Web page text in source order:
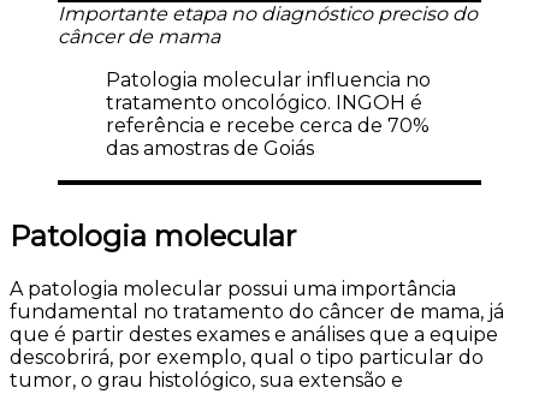
Importante etapa no diagnóstico preciso do
câncer de mama
Patologia molecular influencia no
tratamento oncológico. INGOH é
referência e recebe cerca de 70%
das amostras de Goiás
Patologia molecular
A patologia molecular possui uma importância
fundamental no tratamento do câncer de mama, já
que é partir destes exames e análises que a equipe
descobrirá, por exemplo, qual o tipo particular do
tumor, o grau histológico, sua extensão e